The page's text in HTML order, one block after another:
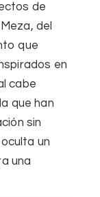
de
del
que
en
cabe
que han
sin
un
una